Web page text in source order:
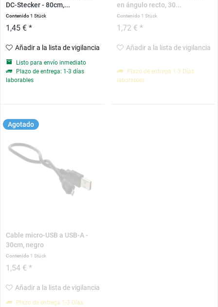
DC-Stecker - 80cm,...
Contenido1 Stück
1,45 € *
Añadir a la lista de vigilancia
Listo para envío inmediato
Plazo de entrega: 1-3 días
laborables
en ángulo recto, 30...
Contenido 1 Stück
1,72 € *
Añadir a la lista de vigilancia
Plazo de entrega 1-3 Días
laborables
Agotado
Cable micro-USB a USB-A -
30cm, negro
Contenido 1 Stück
1,54 € *
Añadir a la lista de vigilancia
Plazo de entrega 1-3 Días